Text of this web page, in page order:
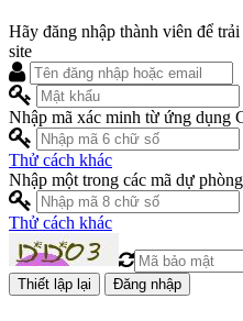
Hãy đăng nhập thành viên để
site
Nhập mã xác minh từ ứng dụng
Thử cách khác
Nhập một trong các mã dự
Thử cách khác
Đăng nhập